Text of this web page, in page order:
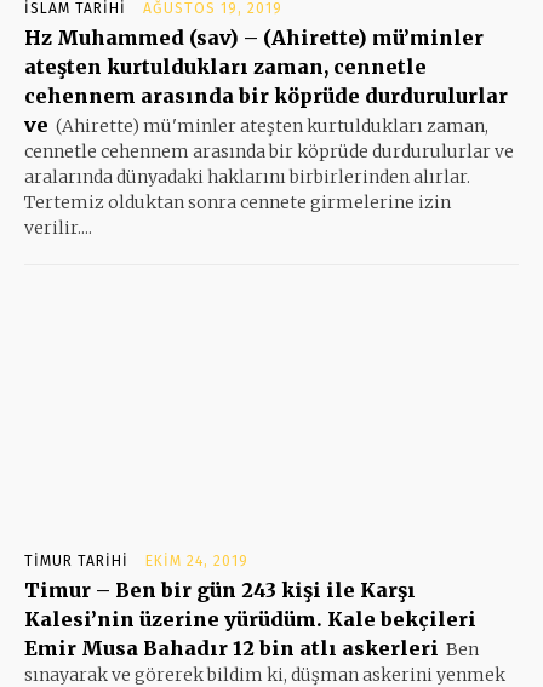
İSLAM TARIHI AĞUSTOS 19, 2019
Hz Muhammed (sav) – (Ahirette) mü’minler
ateşten kurtuldukları zaman, cennetle
cehennem arasında bir köprüde durdurulurlar
ve (Ahirette) mü'minler ateşten kurtuldukları zaman,
cennetle cehennem arasında bir köprüde durdurulurlar ve
aralarında dünyadaki haklarını birbirlerinden alırlar.
Tertemiz olduktan sonra cennete girmelerine izin
verilir....
TIMUR TARIHI EKIM 24, 2019
Timur – Ben bir gün 243 kişi ile Karşı
Kalesi’nin üzerine yürüdüm. Kale bekçileri
Emir Musa Bahadır 12 bin atlı askerleri Ben
sınayarak ve görerek bildim ki, düşman askerini yenmek